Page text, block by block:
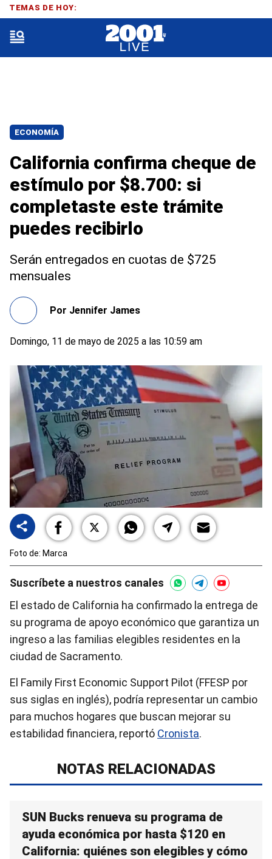
ECONOMÍA
California confirma cheque de
estímulo por $8.700: si
completaste este trámite
puedes recibirlo
Serán entregados en cuotas de $725
mensuales
Por Jennifer James
Domingo, 11 de mayo de 2025 a las 10:59 am
Foto de: Marca
Suscríbete a nuestros canales
El estado de California ha confirmado la entrega de
su programa de apoyo económico que garantiza un
ingreso a las familias elegibles residentes en la
ciudad de Sacramento.
El Family First Economic Support Pilot (FFESP por
sus siglas en inglés), podría representar un cambio
para muchos hogares que buscan mejorar su
estabilidad financiera, reportó Cronista.
NOTAS RELACIONADAS
SUN Bucks renueva su programa de
ayuda económica por hasta $120 en
California: quiénes son elegibles y cómo
TEMAS DE HOY: